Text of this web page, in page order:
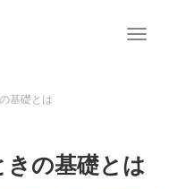
T
a
v
基礎とは
の基礎とは